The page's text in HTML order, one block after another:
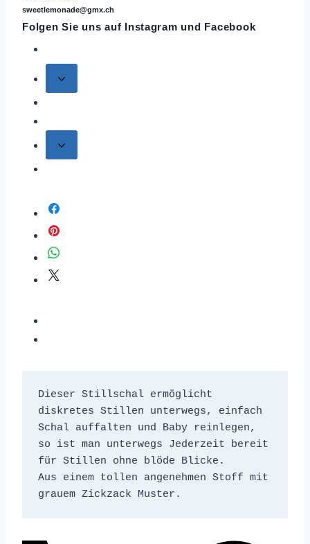
sweetlemonade@gmx.ch
Folgen Sie uns auf Instagram und Facebook
Dieser Stillschal ermöglicht
diskretes Stillen unterwegs, einfach
Schal auffalten und Baby reinlegen,
so ist man unterwegs Jederzeit bereit
für Stillen ohne blöde Blicke.
Aus einem tollen angenehmen Stoff mit
grauem Zickzack Muster.